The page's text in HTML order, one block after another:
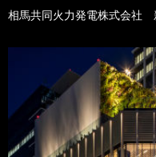
相馬共同火力発電株式会社